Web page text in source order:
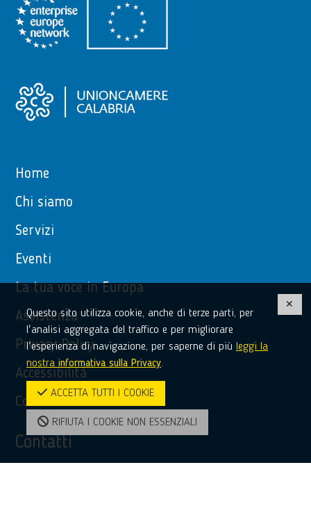
Home
Chi siamo
Servizi
Eventi
La tua voce in Europa
Assistenza
Privacy Policy
Accessibilità
Contatti
Contatti
Questo sito utilizza cookie, anche di terze parti, per
l'analisi aggregata del traffico e per migliorare
l'esperienza di navigazione, per saperne di più leggi la
nostra informativa sulla Privacy.
ACCETTA TUTTI I COOKIE
RIFIUTA I COOKIE NON ESSENZIALI